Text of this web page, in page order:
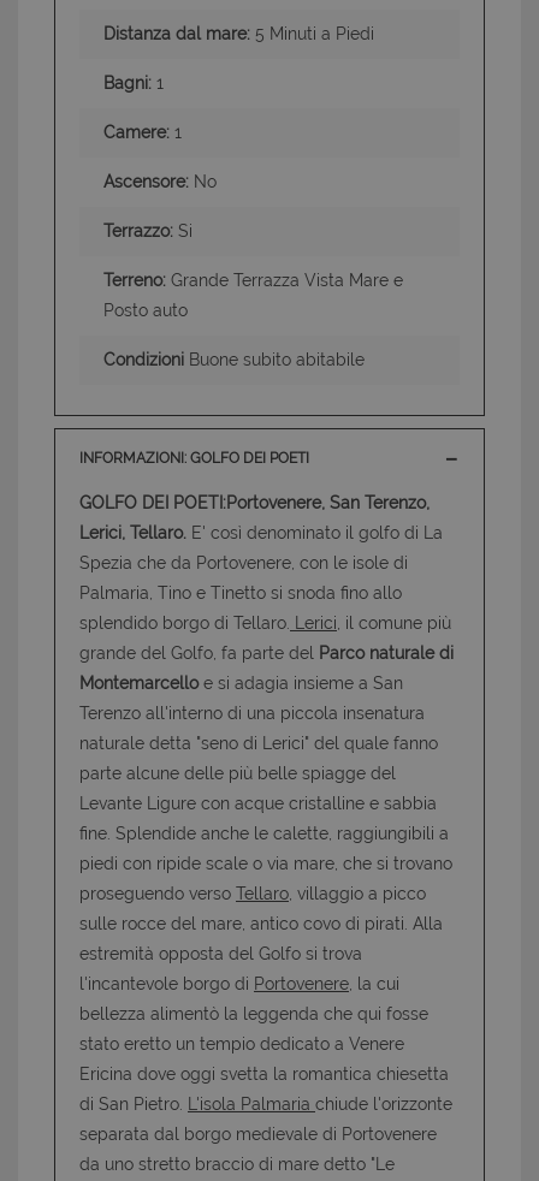
Distanza dal mare: 5 Minuti a Piedi
Bagni: 1
Camere: 1
Ascensore: No
Terrazzo: Si
Terreno: Grande Terrazza Vista Mare e
Posto auto
Condizioni Buone subito abitabile
INFORMAZIONI: GOLFO DEI POETI
GOLFO DEI POETI:Portovenere, San Terenzo,
Lerici, Tellaro. E' così denominato il golfo di La
Spezia che da Portovenere, con le isole di
Palmaria, Tino e Tinetto si snoda fino allo
splendido borgo di Tellaro.
Lerici , il comune più
grande del Golfo, fa parte del
Parco naturale di
Montemarcelloe si adagia insieme a San
Terenzo all'interno di una piccola insenatura
naturale detta "seno di Lerici" del quale fanno
parte alcune delle più belle spiagge del
Levante Ligure con acque cristalline e sabbia
fine. Splendide anche le calette, raggiungibili a
piedi con ripide scale o via mare, che si trovano
proseguendo verso Tellaro, villaggio a picco
sulle rocce del mare, antico covo di pirati. Alla
estremità opposta del Golfo si trova
l'incantevole borgo di Portovenere , la cui
bellezza alimentò la leggenda che qui fosse
stato eretto un tempio dedicato a Venere
Ericina dove oggi svetta la romantica chiesetta
di San Pietro.
L'isola Palmaria chiude l'orizzonte
separata dal borgo medievale di Portovenere
da uno stretto braccio di mare detto "Le